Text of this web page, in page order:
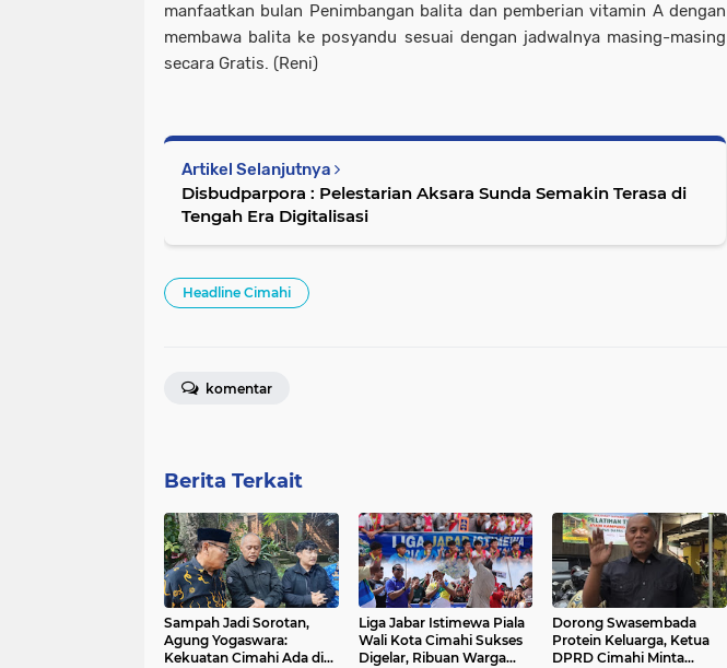
manfaatkan bulan Penimbangan balita dan pemberian vitamin A dengan
membawa balita ke posyandu sesuai dengan jadwalnya masing-masing
secara Gratis. (Reni)
Artikel Selanjutnya
Disbudparpora : Pelestarian Aksara Sunda Semakin Terasa di
Tengah Era Digitalisasi
Headline Cimahi
komentar
Berita Terkait
Sampah Jadi Sorotan,
Agung Yogaswara:
Kekuatan Cimahi Ada di
Liga Jabar Istimewa Piala
Wali Kota Cimahi Sukses
Digelar, Ribuan Warga
Dorong Swasembada
Protein Keluarga, Ketua
DPRD Cimahi Minta